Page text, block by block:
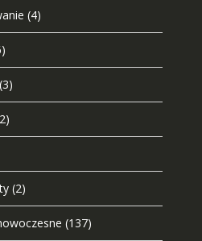
(4)
(3)
(2)
(137)